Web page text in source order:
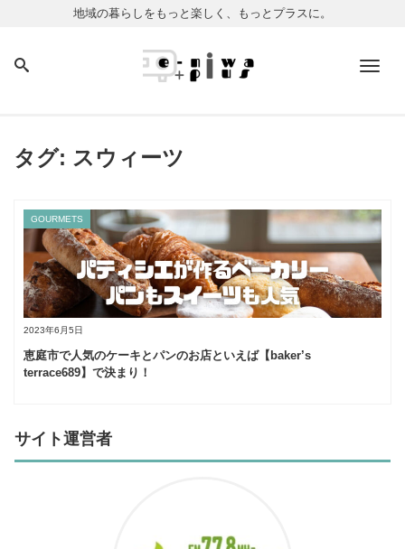
地域の暮らしをもっと楽しく、もっとプラスに。
タグ: スウィーツ
2023年6月5日
GOURMETS
恵庭市で人気のケーキとパンのお店といえば【baker’s
terrace689】で決まり！
サイト運営者